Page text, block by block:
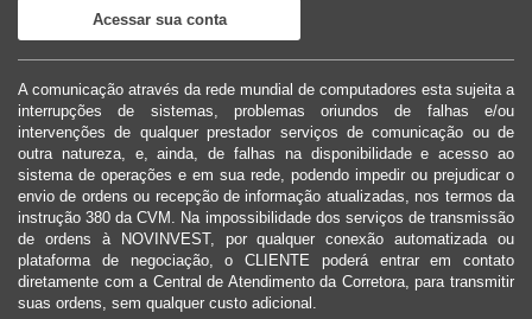
Acessar sua conta
A comunicação através da rede mundial de computadores esta sujeita a
interrupções de sistemas, problemas oriundos de falhas e/ou
intervenções de qualquer prestador serviços de comunicação ou de
outra natureza, e, ainda, de falhas na disponibilidade e acesso ao
sistema de operações e em sua rede, podendo impedir ou prejudicar o
envio de ordens ou recepção de informação atualizadas, nos termos da
instrução 380 da CVM. Na impossibilidade dos serviços de transmissão
de ordens à NOVINVEST, por qualquer conexão automatizada ou
plataforma de negociação, o CLIENTE poderá entrar em contato
diretamente com a Central de Atendimento da Corretora, para transmitir
suas ordens, sem qualquer custo adicional.